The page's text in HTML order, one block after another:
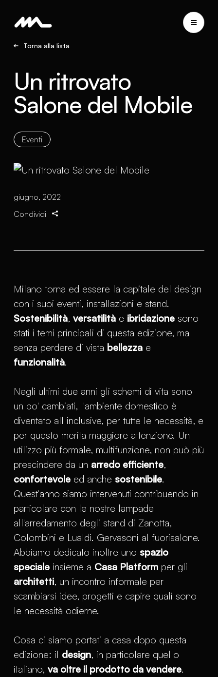
Torna alla lista
Un ritrovato
Salone del Mobile
Eventi
giugno, 2022
Condividi
Milano torna ed essere la capitale del design
con i suoi eventi, installazioni e stand.
Sostenibilità, versatilità e ibridazione sono
stati i temi principali di questa edizione, ma
senza perdere di vista bellezza e
funzionalità.
Negli ultimi due anni gli schemi di vita sono
un po' cambiati, l'ambiente domestico è
diventato all inclusive, per tutte le necessità, e
per questo merita maggiore attenzione. Un
utilizzo più formale, multifunzione, non può più
prescindere da un arredo efficiente,
confortevole ed anche sostenibile.
Quest'anno siamo intervenuti contribuendo in
particolare con le nostre lampade
all'arredamento degli stand di Zanotta,
Colombini e Lualdi. Gervasoni al fuorisalone.
Abbiamo dedicato inoltre uno spazio
speciale insieme a Casa Platform per gli
architetti, un incontro informale per
scambiarsi idee, progetti e capire quali sono
le necessità odierne.
Cosa ci siamo portati a casa dopo questa
edizione: il design, in particolare quello
italiano, va oltre il prodotto da vendere.